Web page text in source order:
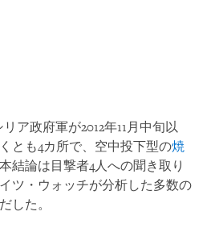
ア政府軍が2012年11月中旬以
とも4カ所で、空中投下型の焼
結論は目撃者4人への聞き取り
ツ・ウォッチが分析した多数の
した。